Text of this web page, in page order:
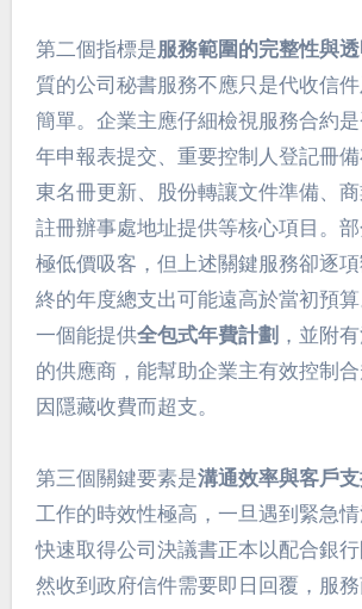
第二個指標是服務範圍的完整性與
質的公司秘書服務不應只是代收信
簡單。企業主應仔細檢視服務合約
年申報表提交、重要控制人登記冊
東名冊更新、股份轉讓文件準備、
註冊辦事處地址提供等核心項目。
極低價吸客，但上述關鍵服務卻逐
終的年度總支出可能遠高於當初預
一個能提供全包式年費計劃 ，並附
的供應商，能幫助企業主有效控制
因隱藏收費而超支。
第三個關鍵要素是溝通效率與客戶
工作的時效性極高，一旦遇到緊急
快速取得公司決議書正本以配合銀
然收到政府信件需要即日回覆，服